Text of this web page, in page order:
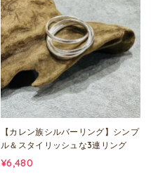
【カレン族シルバーリング】シンプ
ル＆スタイリッシュな3連リング
¥6,480